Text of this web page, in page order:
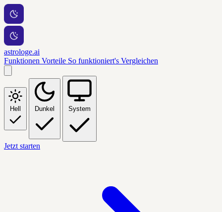
astrologe.ai
Funktionen Vorteile So funktioniert's Vergleichen
Hell Dunkel System
Jetzt starten